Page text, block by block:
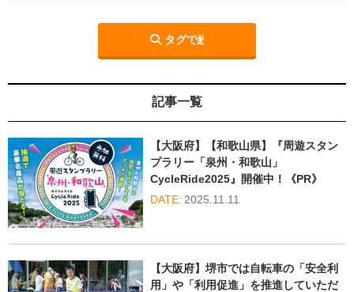
記事一覧
【大阪府】【和歌山県】『周遊スタン
プラリー「泉州・和歌山」
CycleRide2025』開催中！《PR》
2025.11.11
【大阪府】堺市では自転車の「安全利
用」や「利用促進」を推進していただ